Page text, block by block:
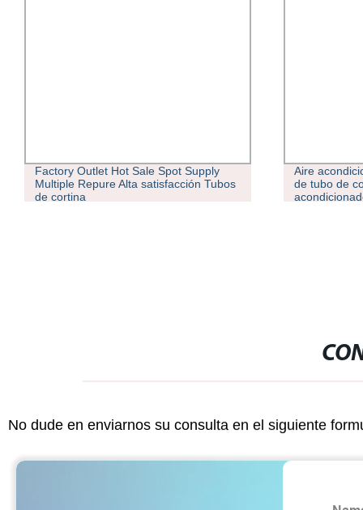
Aire acondicionado conectado aislado
de tubo de cobre aislados de
acondicionador de aire del tubo de
ASTM A213/
acero
tubos
No dude en enviarnos su consulta en el siguiente